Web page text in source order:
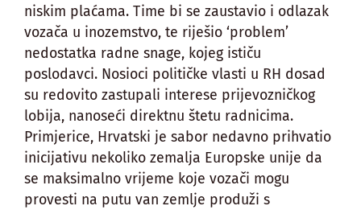
niskim plaćama. Time bi se zaustavio i odlazak
vozača u inozemstvo, te riješio ‘problem’
nedostatka radne snage, kojeg ističu
poslodavci. Nosioci političke vlasti u RH dosad
su redovito zastupali interese prijevozničkog
lobija, nanoseći direktnu štetu radnicima.
Primjerice, Hrvatski je sabor nedavno prihvatio
inicijativu nekoliko zemalja Europske unije da
se maksimalno vrijeme koje vozači mogu
provesti na putu van zemlje produži s